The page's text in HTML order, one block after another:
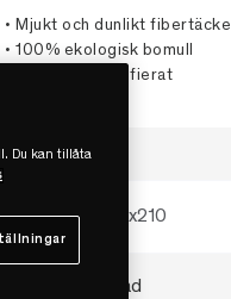
• Mjukt och dunlikt fibertäcke
• 100% ekologisk bomull
• Oeko-tex certifierat
Välj storlek
150x210
Välj värmegrad
Du kan tillåta